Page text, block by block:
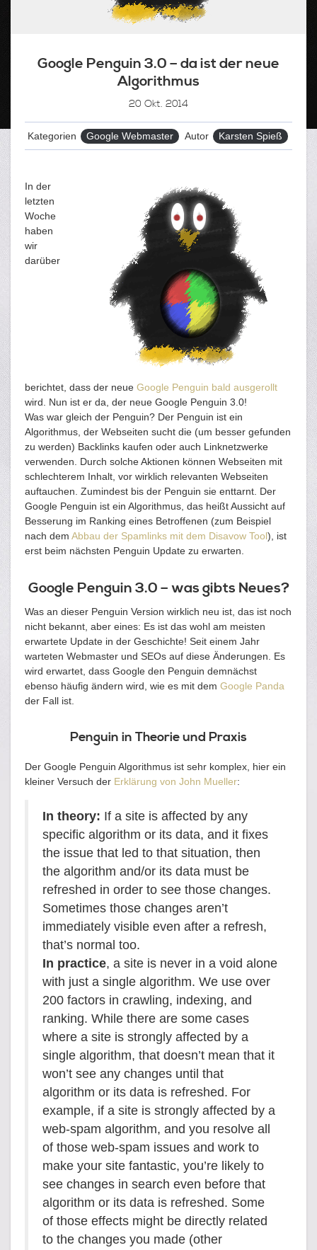
Google Penguin 3.0 – da ist der neue
Algorithmus
20 Okt. 2014
Kategorien Google Webmaster Autor Karsten Spieß
In der
letzten
Woche
haben
wir
darüber
berichtet, dass der neue Google Penguin bald ausgerollt
wird. Nun ist er da, der neue Google Penguin 3.0!
Was war gleich der Penguin? Der Penguin ist ein
Algorithmus, der Webseiten sucht die (um besser gefunden
zu werden) Backlinks kaufen oder auch Linknetzwerke
verwenden. Durch solche Aktionen können Webseiten mit
schlechterem Inhalt, vor wirklich relevanten Webseiten
auftauchen. Zumindest bis der Penguin sie enttarnt. Der
Google Penguin ist ein Algorithmus, das heißt Aussicht auf
Besserung im Ranking eines Betroffenen (zum Beispiel
nach dem Abbau der Spamlinks mit dem Disavow Tool), ist
erst beim nächsten Penguin Update zu erwarten.
Google Penguin 3.0 – was gibts Neues?
Was an dieser Penguin Version wirklich neu ist, das ist noch
nicht bekannt, aber eines: Es ist das wohl am meisten
erwartete Update in der Geschichte! Seit einem Jahr
warteten Webmaster und SEOs auf diese Änderungen. Es
wird erwartet, dass Google den Penguin demnächst
ebenso häufig ändern wird, wie es mit dem Google Panda
der Fall ist.
Penguin in Theorie und Praxis
Der Google Penguin Algorithmus ist sehr komplex, hier ein
kleiner Versuch der Erklärung von John Mueller:
In theory: If a site is affected by any
specific algorithm or its data, and it fixes
the issue that led to that situation, then
the algorithm and/or its data must be
refreshed in order to see those changes.
Sometimes those changes aren’t
immediately visible even after a refresh,
that’s normal too.
In practice, a site is never in a void alone
with just a single algorithm. We use over
200 factors in crawling, indexing, and
ranking. While there are some cases
where a site is strongly affected by a
single algorithm, that doesn’t mean that it
won’t see any changes until that
algorithm or its data is refreshed. For
example, if a site is strongly affected by a
web-spam algorithm, and you resolve all
of those web-spam issues and work to
make your site fantastic, you’re likely to
see changes in search even before that
algorithm or its data is refreshed. Some
of those effects might be directly related
to the changes you made (other